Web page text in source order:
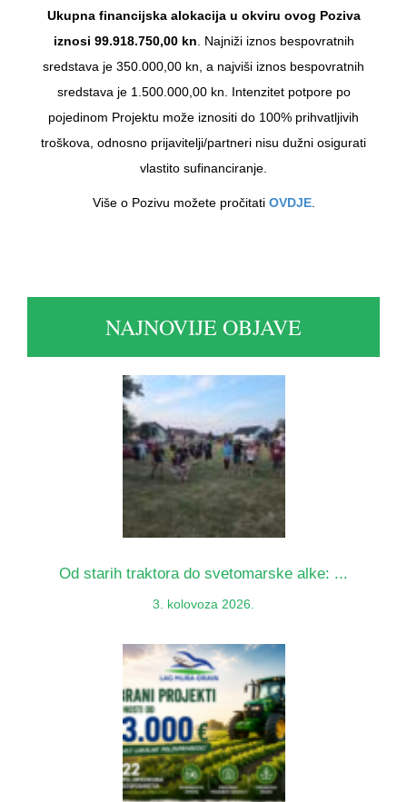
Ukupna financijska alokacija u okviru ovog Poziva
iznosi 99.918.750,00 kn . Najniži iznos bespovratnih
sredstava je 350.000,00 kn, a najviši iznos bespovratnih
sredstava je 1.500.000,00 kn. Intenzitet potpore po
pojedinom Projektu može iznositi do 100% prihvatljivih
troškova, odnosno prijavitelji/partneri nisu dužni osigurati
vlastito sufinanciranje.
Više o Pozivu možete pročitati OVDJE.
NAJNOVIJE OBJAVE
Od starih traktora do svetomarske alke: ...
3. kolovoza 2026.